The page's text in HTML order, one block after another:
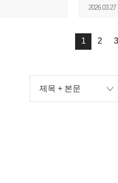
2026.03.27
1 2 3
제목 + 본문